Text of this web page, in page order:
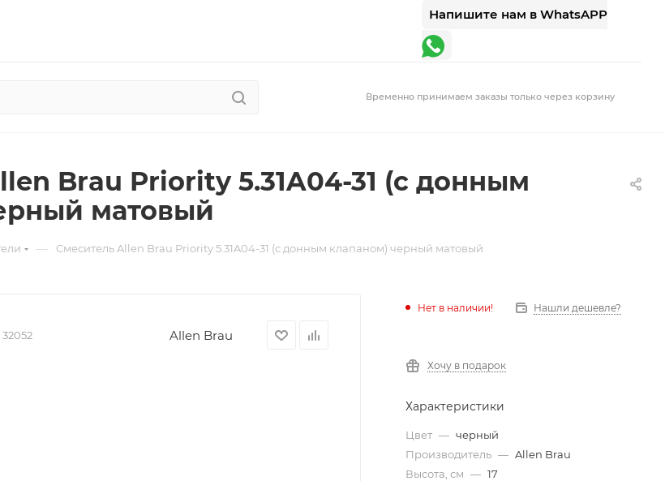
Напишите нам в WhatsAPP
Временно принимаем заказы только через корзину
Brau Priority 5.31A04-31 (с донным
матовый
— Смеситель Allen Brau Priority 5.31A04-31 (с донным клапаном) черный матовый
32052 Allen Brau
Нет в наличии! Нашли дешевле?
Хочу в подарок
Характеристики
Цвет — черный
Производитель — Allen Brau
Высота, см — 17